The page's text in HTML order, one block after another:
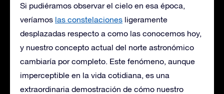
Si pudiéramos observar el cielo en esa época,
veríamos las constelaciones ligeramente
desplazadas respecto a como las conocemos hoy,
y nuestro concepto actual del norte astronómico
cambiaría por completo. Este fenómeno, aunque
imperceptible en la vida cotidiana, es una
extraordinaria demostración de cómo nuestro